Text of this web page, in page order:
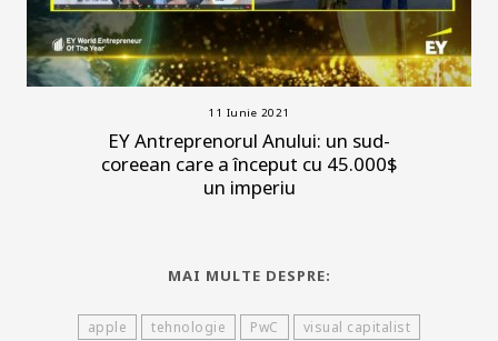
11 Iunie 2021
EY Antreprenorul Anului: un sud-
coreean care a început cu 45.000$
un imperiu
MAI MULTE DESPRE:
apple tehnologie PwC
visual capitalist